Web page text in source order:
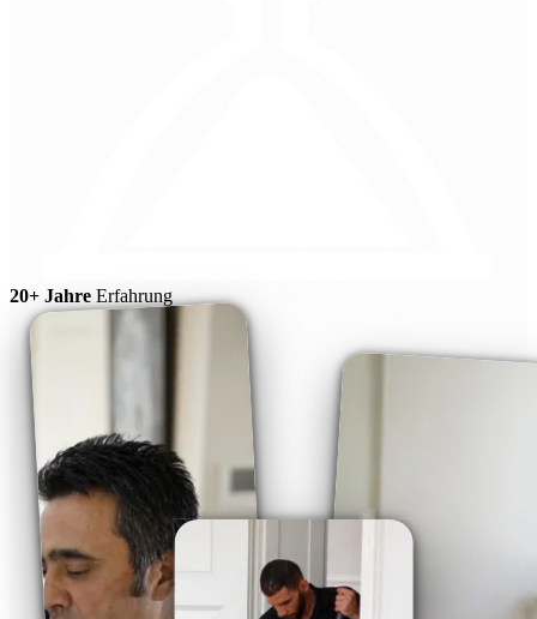
20+ Jahre Erfahrung